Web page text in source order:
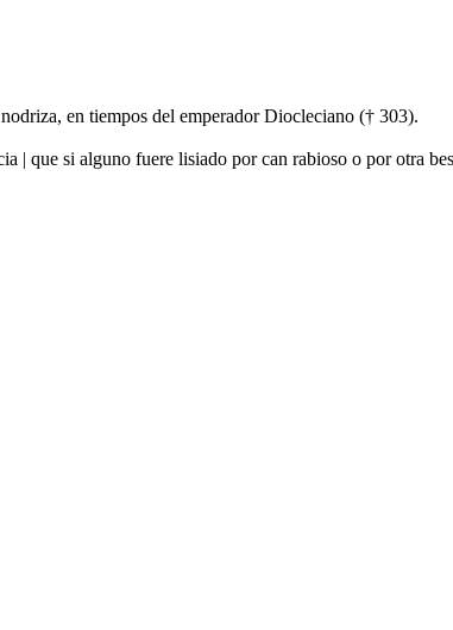
en tiempos del emperador Diocleciano († 303).
| que si alguno fuere lisiado por can rabioso o por otra